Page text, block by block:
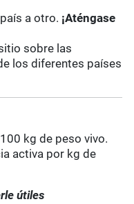
a otro. ¡Aténgase
sobre las
los diferentes países
kg de peso vivo.
activa por kg de
útiles